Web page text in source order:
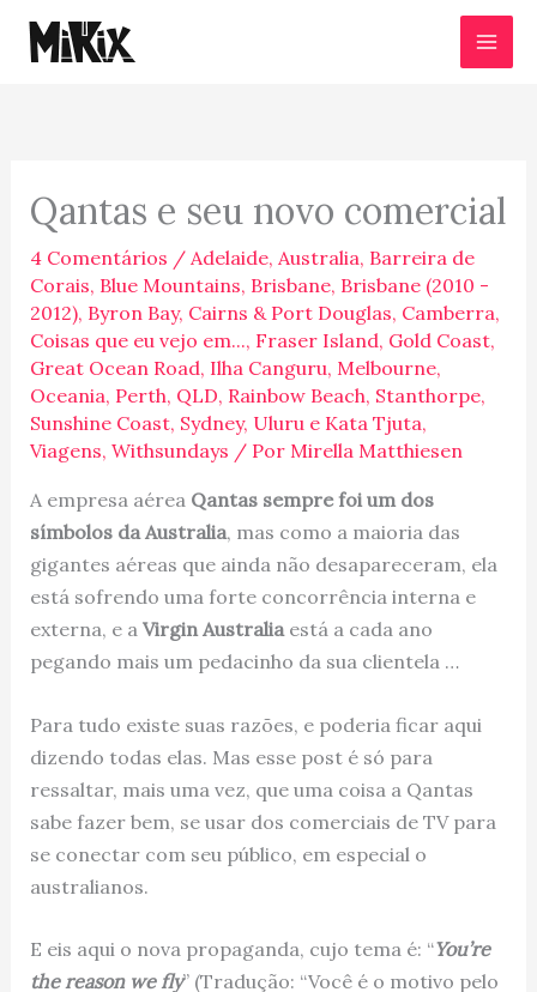
para
Qantas e seu novo comercial
4 Comentários / Adelaide, Australia, Barreira de
Corais, Blue Mountains, Brisbane, Brisbane (2010 -
2012), Byron Bay, Cairns & Port Douglas, Camberra,
Coisas que eu vejo em..., Fraser Island, Gold Coast,
Great Ocean Road, Ilha Canguru, Melbourne,
Oceania, Perth, QLD, Rainbow Beach, Stanthorpe,
Sunshine Coast, Sydney, Uluru e Kata Tjuta,
Viagens, Withsundays / Por Mirella Matthiesen
A empresa aérea Qantas sempre foi um dos
símbolos da Australia, mas como a maioria das
gigantes aéreas que ainda não desapareceram, ela
está sofrendo uma forte concorrência interna e
externa, e a Virgin Australiaestá a cada ano
pegando mais um pedacinho da sua clientela …
Para tudo existe suas razões, e poderia ficar aqui
dizendo todas elas. Mas esse post é só para
ressaltar, mais uma vez, que uma coisa a Qantas
sabe fazer bem, se usar dos comerciais de TV para
se conectar com seu público, em especial o
australianos.
E eis aqui o nova propaganda, cujo tema é: “You’re
the reason we fly” (Tradução: “Você é o motivo pelo